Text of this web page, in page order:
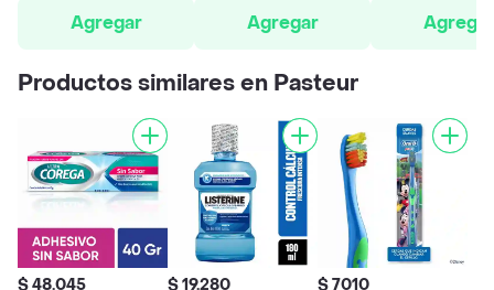
Agregar
Agregar
Agregar
Productos similares en Pasteur
$ 48.045 $ 19.280 $ 7010